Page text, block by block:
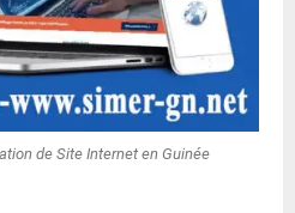
de Site Internet en Guinée